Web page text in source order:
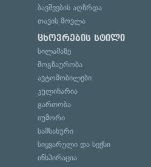
ბავშვების აღზრდა
თავის მოვლა
ცხოვრების სტილი
სილამაზე
მოგზაურობა
ავტომობილები
კულინარია
გართობა
იუმორი
სამსახური
სიყვარული და სექსი
ინსპირაცია